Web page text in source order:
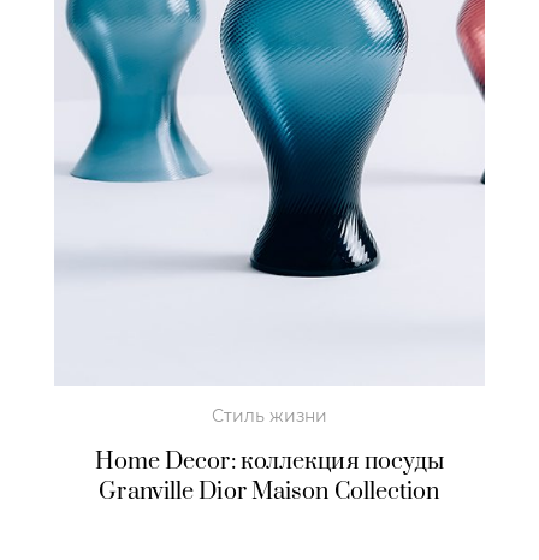
Стиль жизни
Home Decor: коллекция посуды
Granville Dior Maison Collection